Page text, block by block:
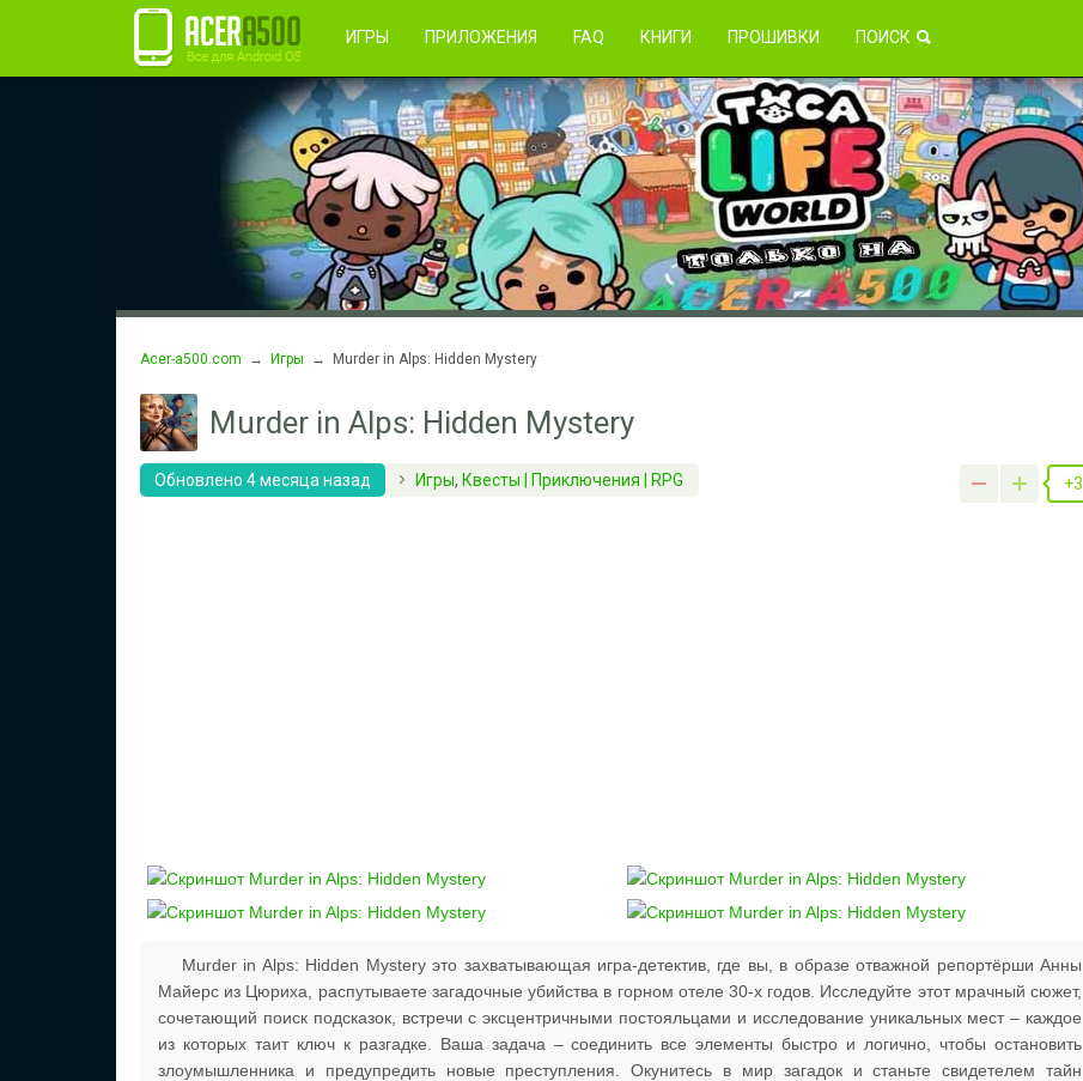
Регистрация Правила пользования Возникли проблемы?
ИГРЫ ПРИЛОЖЕНИЯ FAQ КНИГИ ПРОШИВКИ ПОИСК
Acer-a500.com → Игры → Murder in Alps: Hidden Mystery
Murder in Alps: Hidden Mystery
Обновлено 4 месяца назад Игры, Квесты | Приключения | RPG +3
Murder in Alps: Hidden Mystery это захватывающая игра-детектив, где вы, в образе отважной репортёрши Анны
Майерс из Цюриха, распутываете загадочные убийства в горном отеле 30-х годов. Исследуйте этот мрачный сюжет,
сочетающий поиск подсказок, встречи с эксцентричными постояльцами и исследование уникальных мест – каждое
из которых таит ключ к разгадке. Ваша задача – соединить все элементы быстро и логично, чтобы остановить
злоумышленника и предупредить новые преступления. Окунитесь в мир загадок и станьте свидетелем тайн